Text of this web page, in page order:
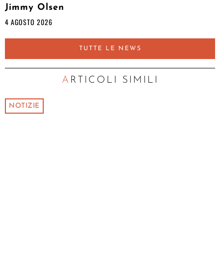
Jimmy Olsen
4 AGOSTO 2026
TUTTE LE NEWS
ARTICOLI SIMILI
NOTIZIE